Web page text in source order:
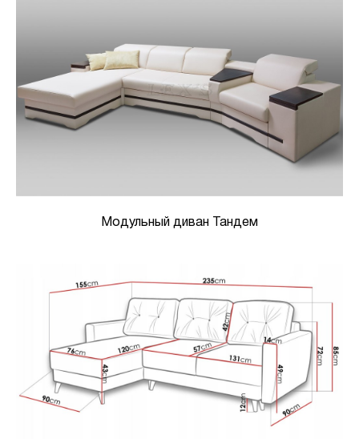
Модульный диван Тандем